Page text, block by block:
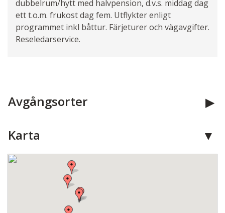
dubbelrum/hytt med halvpension, d.v.s. middag dag
ett t.o.m. frukost dag fem. Utflykter enligt
programmet inkl båttur. Färjeturer och vägavgifter.
Reseledarservice.
Avgångsorter
Karta